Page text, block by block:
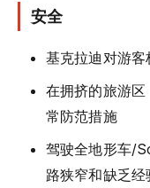
安全
基克拉迪对游
在拥挤的旅游
常防范措施
驾驶全地形车/
路狭窄和缺乏经